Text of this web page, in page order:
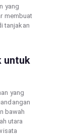
yang
membuat
tanjakan
untuk
yang
bawah
utara